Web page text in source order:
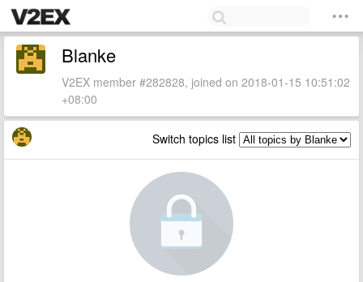
Blanke
V2EX member #282828, joined on 2018-01-15 10:51:02
+08:00
Switch topics list